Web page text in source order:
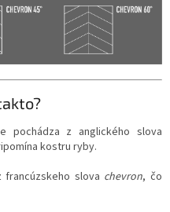
pochádza z anglického slova
kostru ryby.
slova chevron, čo